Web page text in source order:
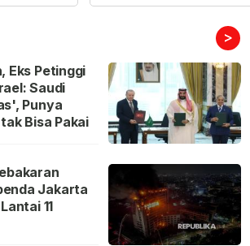
>
Eks Petinggi
Saudi
Punya
Bisa Pakai
Jakarta
11